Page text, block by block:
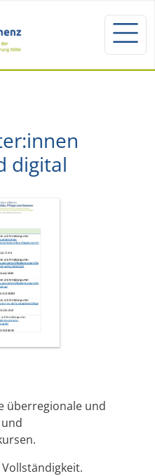
digital
überregionale und